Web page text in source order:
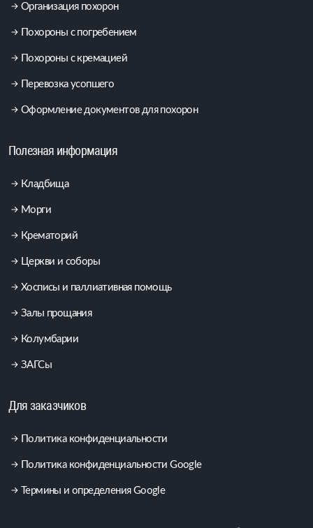
Организация похорон
Похороны с погребением
Похороны с кремацией
Перевозка усопшего
Оформление документов для похорон
Полезная информация
Кладбища
Морги
Крематорий
Церкви и соборы
Хосписы и паллиативная помощь
Залы прощания
Колумбарии
ЗАГСы
Для заказчиков
Политика конфиденциальности
Политика конфиденциальности Google
Термины и определения Google